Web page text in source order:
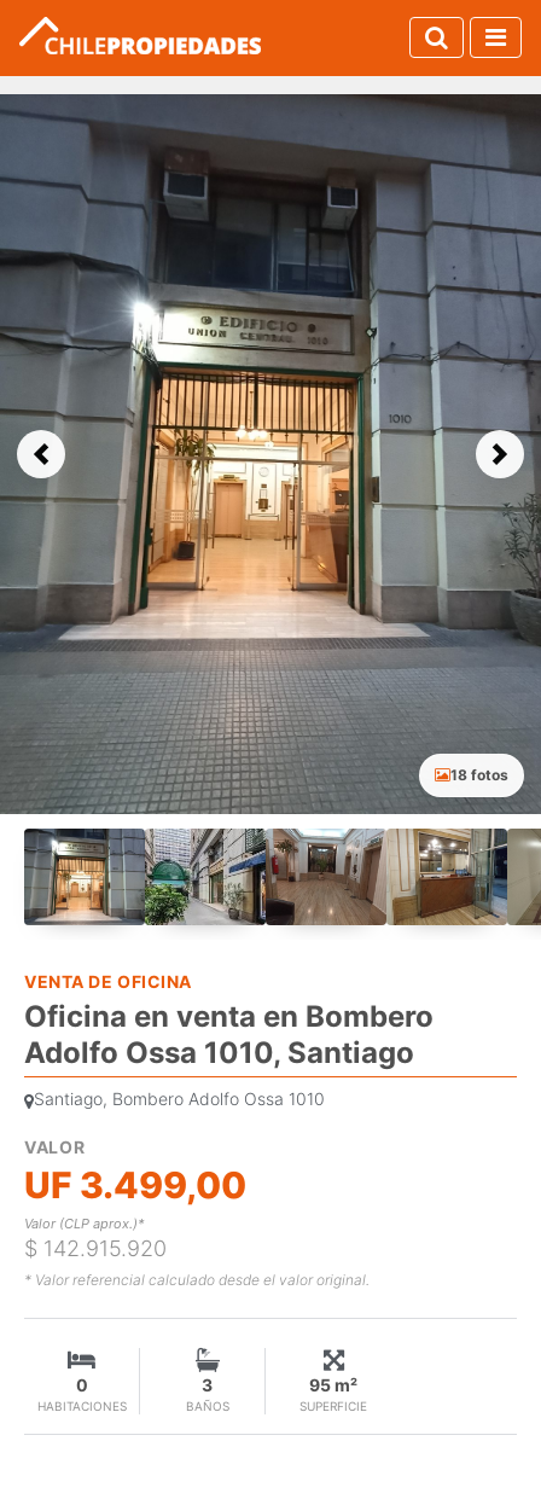
Previous Next
18 fotos
VENTA DE OFICINA
Oficina en venta en Bombero
Adolfo Ossa 1010, Santiago
Santiago, Bombero Adolfo Ossa 1010
VALOR
UF 3.499,00
Valor (CLP aprox.)*
$ 142.915.920
* Valor referencial calculado desde el valor original.
HABITACIONES
0
BAÑOS
3
SUPERFICIE
95 m²